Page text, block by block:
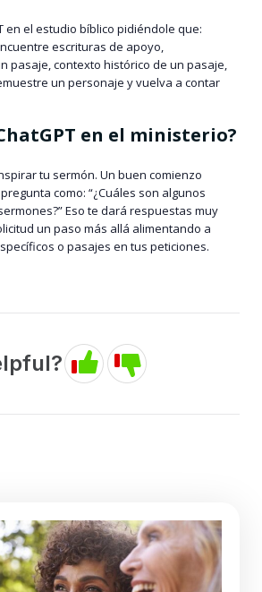
en el estudio bíblico pidiéndole que:
escrituras de apoyo,
pasaje, contexto histórico de un pasaje,
un personaje y vuelva a contar
en el ministerio?
tu sermón. Un buen comienzo
como: “¿Cuáles son algunos
Eso te dará respuestas muy
un paso más allá alimentando a
o pasajes en tus peticiones.